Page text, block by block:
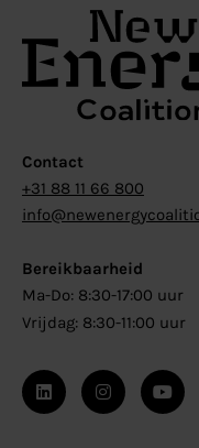
Contact
+31 88 11 66 800
Bereikbaarheid
Ma-Do: 8:30-17:00 uur
Vrijdag: 8:30-11:00 uur